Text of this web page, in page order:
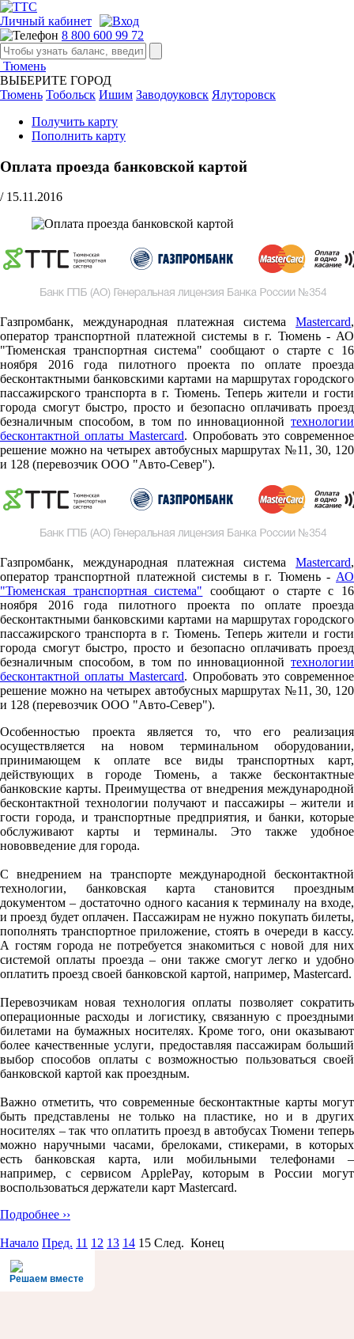
Личный кабинет
8 800 600 99 72
Тюмень
ВЫБЕРИТЕ ГОРОД
Тюмень Тобольск Ишим Заводоуковск Ялуторовск
Получить карту
Пополнить карту
Оплата проезда банковской картой
/ 15.11.2016
Газпромбанк, международная платежная система Mastercard,
оператор транспортной платежной системы в г. Тюмень - АО
"Тюменская транспортная система" сообщают о старте c 16
ноября 2016 года пилотного проекта по оплате проезда
бесконтактными банковскими картами на маршрутах городского
пассажирского транспорта в г. Тюмень. Теперь жители и гости
города смогут быстро, просто и безопасно оплачивать проезд
безналичным способом, в том по инновационной технологии
бесконтактной оплаты Mastercard. Опробовать это современное
решение можно на четырех автобусных маршрутах №11, 30, 120
и 128 (перевозчик ООО "Авто-Север").
Газпромбанк, международная платежная система Mastercard,
оператор транспортной платежной системы в г. Тюмень - АО
"Тюменская транспортная система" сообщают о старте c 16
ноября 2016 года пилотного проекта по оплате проезда
бесконтактными банковскими картами на маршрутах городского
пассажирского транспорта в г. Тюмень. Теперь жители и гости
города смогут быстро, просто и безопасно оплачивать проезд
безналичным способом, в том по инновационной технологии
бесконтактной оплаты Mastercard. Опробовать это современное
решение можно на четырех автобусных маршрутах №11, 30, 120
и 128 (перевозчик ООО "Авто-Север").
Особенностью проекта является то, что его реализация
осуществляется на новом терминальном оборудовании,
принимающем к оплате все виды транспортных карт,
действующих в городе Тюмень, а также бесконтактные
банковские карты. Преимущества от внедрения международной
бесконтактной технологии получают и пассажиры – жители и
гости города, и транспортные предприятия, и банки, которые
обслуживают карты и терминалы. Это также удобное
нововведение для города.
С внедрением на транспорте международной бесконтактной
технологии, банковская карта становится проездным
документом – достаточно одного касания к терминалу на входе,
и проезд будет оплачен. Пассажирам не нужно покупать билеты,
пополнять транспортное приложение, стоять в очереди в кассу.
А гостям города не потребуется знакомиться с новой для них
системой оплаты проезда – они также смогут легко и удобно
оплатить проезд своей банковской картой, например, Mastercard.
Перевозчикам новая технология оплаты позволяет сократить
операционные расходы и логистику, связанную с проездными
билетами на бумажных носителях. Кроме того, они оказывают
более качественные услуги, предоставляя пассажирам больший
выбор способов оплаты с возможностью пользоваться своей
банковской картой как проездным.
Важно отметить, что современные бесконтактные карты могут
быть представлены не только на пластике, но и в других
носителях – так что оплатить проезд в автобусах Тюмени теперь
можно наручными часами, брелоками, стикерами, в которых
есть банковская карта, или мобильными телефонами –
например, с сервисом ApplePay, которым в России могут
воспользоваться держатели карт Mastercard.
Подробнее ››
Начало Пред. 11 12 13 14 15 След. Конец
Решаем вместе